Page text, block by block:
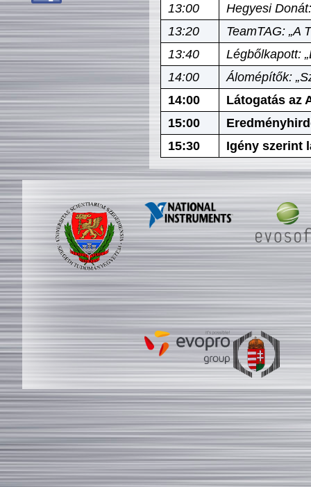
13:00
Hegyesi
13:20
TeamTAG: „A
13:40
Légbőlkapott:
14:00
Álomépítők:
14:00
Látogatás az
15:00
15:30
Igény szerint